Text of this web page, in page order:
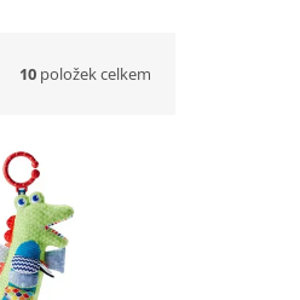
10 položek celkem